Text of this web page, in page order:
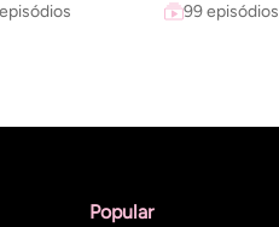
99 episódios
Popular